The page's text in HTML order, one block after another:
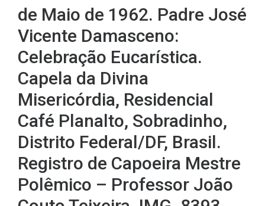
de Maio de 1962. Padre José
Vicente Damasceno:
Celebração Eucarística.
Capela da Divina
Misericórdia, Residencial
Café Planalto, Sobradinho,
Distrito Federal/DF, Brasil.
Registro de Capoeira Mestre
Polêmico – Professor João